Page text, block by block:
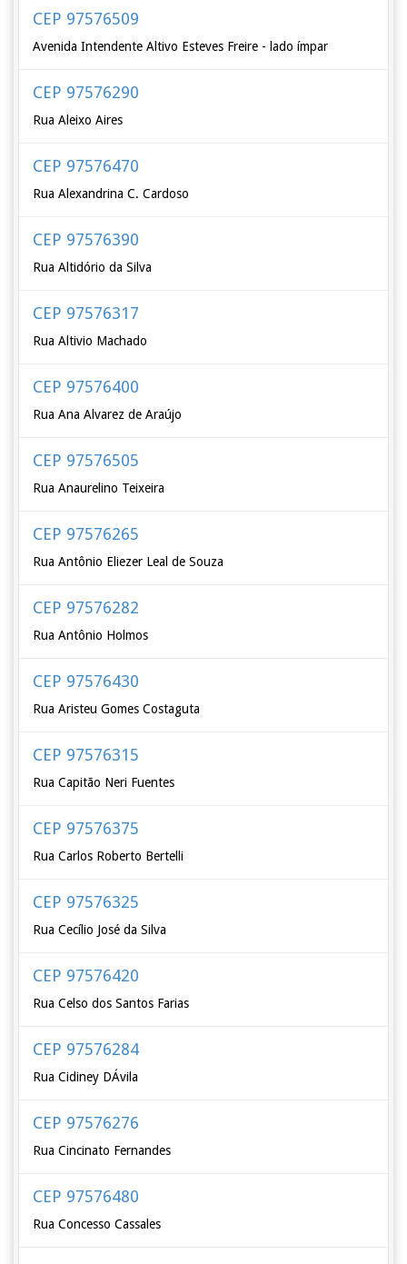
CEP 97576509
Avenida Intendente Altivo Esteves Freire - lado ímpar
CEP 97576290
Rua Aleixo Aires
CEP 97576470
Rua Alexandrina C. Cardoso
CEP 97576390
Rua Altidório da Silva
CEP 97576317
Rua Altivio Machado
CEP 97576400
Rua Ana Alvarez de Araújo
CEP 97576505
Rua Anaurelino Teixeira
CEP 97576265
Rua Antônio Eliezer Leal de Souza
CEP 97576282
Rua Antônio Holmos
CEP 97576430
Rua Aristeu Gomes Costaguta
CEP 97576315
Rua Capitão Neri Fuentes
CEP 97576375
Rua Carlos Roberto Bertelli
CEP 97576325
Rua Cecílio José da Silva
CEP 97576420
Rua Celso dos Santos Farias
CEP 97576284
Rua Cidiney DÁvila
CEP 97576276
Rua Cincinato Fernandes
CEP 97576480
Rua Concesso Cassales